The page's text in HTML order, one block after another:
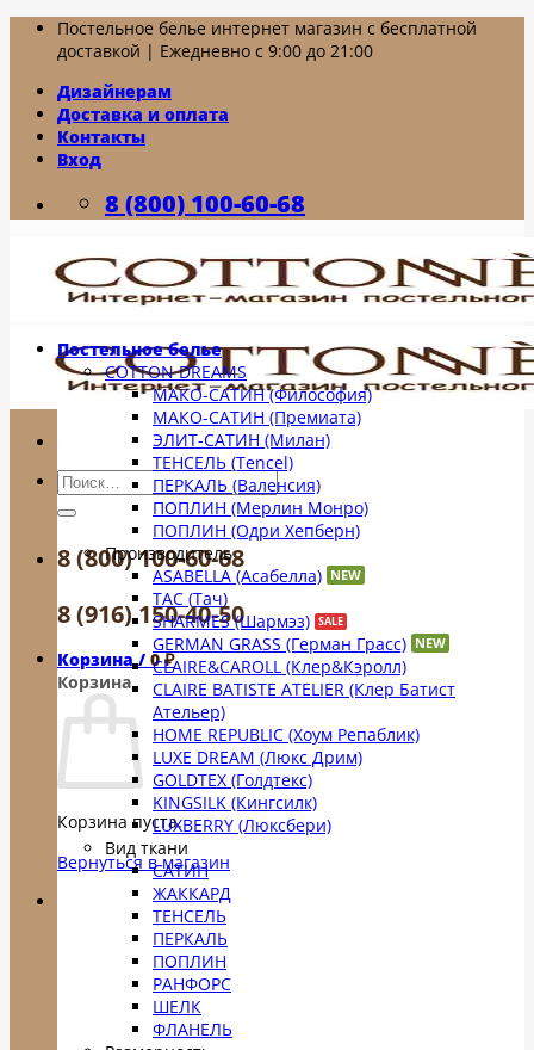
Skip
Постельное белье интернет магазин с бесплатной
доставкой | Ежедневно с 9:00 до 21:00
Дизайнерам
Доставка и оплата
Контакты
Вход
8 (800) 100-60-68
Искать:
8 (800) 100-60-68
8 (916) 150-40-50
Корзина / 0₽
Корзина
Корзина пуста.
Вернуться в магазин
Постельное белье
COTTON DREAMS
МАКО-САТИН (Философия)
МАКО-САТИН (Премиата)
ЭЛИТ-САТИН (Милан)
ТЕНСЕЛЬ (Tencel)
ПЕРКАЛЬ (Валенсия)
ПОПЛИН (Мерлин Монро)
ПОПЛИН (Одри Хепберн)
Производитель
ASABELLA (Асабелла)
TAC (Тач)
SHARMES (Шармэз)
GERMAN GRASS (Герман Грасс)
CLAIRE&CAROLL (Клер&Кэролл)
CLAIRE BATISTE ATELIER (Клер Батист
Ательер)
HOME REPUBLIC (Хоум Репаблик)
LUXE DREAM (Люкс Дрим)
GOLDTEX (Голдтекс)
KINGSILK (Кингсилк)
LUXBERRY (Люксбери)
Вид ткани
САТИН
ЖАККАРД
ТЕНСЕЛЬ
ПЕРКАЛЬ
ПОПЛИН
РАНФОРС
ШЕЛК
ФЛАНЕЛЬ